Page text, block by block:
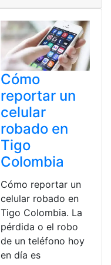
Cómo
reportar un
celular
robado en
Tigo
Colombia
Cómo reportar un
celular robado en
Tigo Colombia. La
pérdida o el robo
de un teléfono hoy
en día es